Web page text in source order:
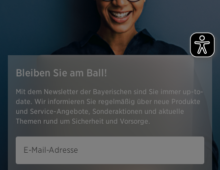
Bleiben Sie am Ball!
Mit dem Newsletter der Bayerischen sind Sie immer up-to-
date. Wir informieren Sie regelmäßig über neue Produkte
und Service-Angebote, Sonderaktionen und aktuelle
Themen rund um Sicherheit und Vorsorge.
E-Mail-Adresse